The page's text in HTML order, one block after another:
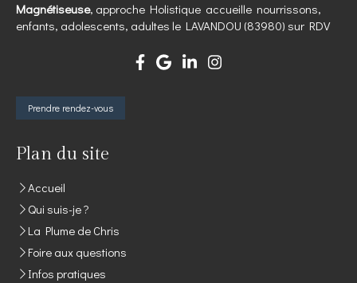
Magnétiseuse, approche Holistique accueille nourrissons,
enfants, adolescents, adultes le LAVANDOU (83980) sur RDV
Prendre rendez-vous
Plan du site
Accueil
Qui suis-je ?
La Plume de Chris
Foire aux questions
Infos pratiques